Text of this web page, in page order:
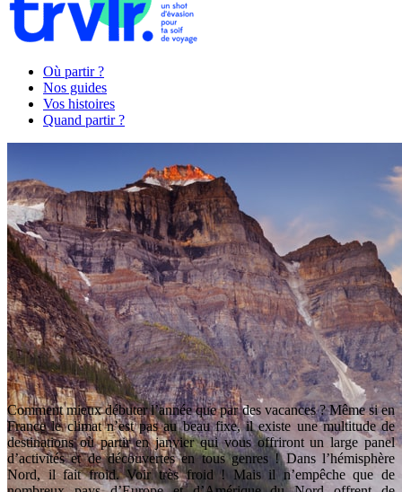
Où partir ?
Nos guides
Vos histoires
Quand partir ?
Comment mieux débuter l’année que par des vacances ? Même si en
France le climat n’est pas au beau fixe, il existe une multitude de
destinations où partir en janvier qui vous offriront un large panel
d’activités et de découvertes en tous genres ! Dans l’hémisphère
Nord, il fait froid. Voir très froid ! Mais il n’empêche que de